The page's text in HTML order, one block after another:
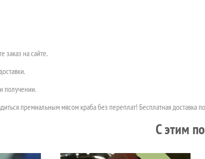
заказ на сайте.
получении.
премиальным мясом краба без переплат! Бесплатная доставка
C этим